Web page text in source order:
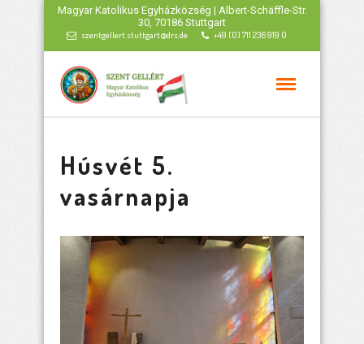
Magyar Katolikus Egyházközség | Albert-Schäffle-Str.
30, 70186 Stuttgart
szentgellert.stuttgart@drs.de +49 (0) 711 236 919 0
Húsvét 5.
vasárnapja